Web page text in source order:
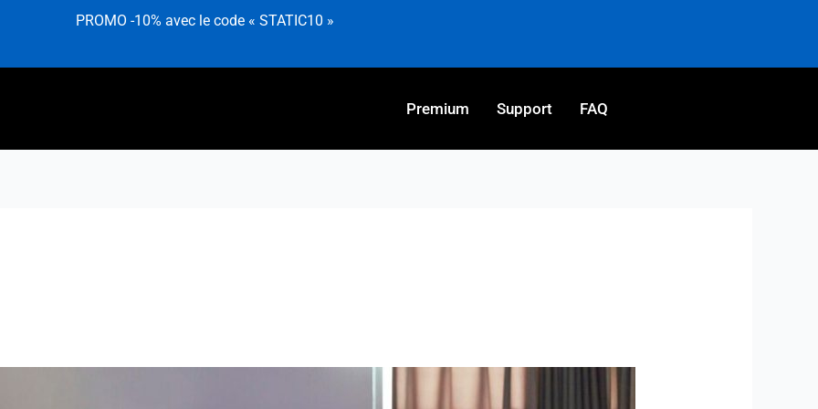
PROMO -10% avec le code « STATIC10 »
Premium Support FAQ